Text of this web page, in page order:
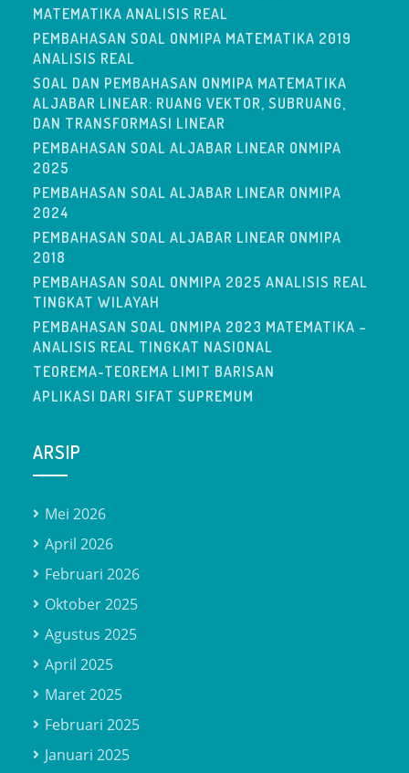
MATEMATIKA ANALISIS REAL
PEMBAHASAN SOAL ONMIPA MATEMATIKA 2019
ANALISIS REAL
SOAL DAN PEMBAHASAN ONMIPA MATEMATIKA
ALJABAR LINEAR: RUANG VEKTOR, SUBRUANG,
DAN TRANSFORMASI LINEAR
PEMBAHASAN SOAL ALJABAR LINEAR ONMIPA
2025
PEMBAHASAN SOAL ALJABAR LINEAR ONMIPA
2024
PEMBAHASAN SOAL ALJABAR LINEAR ONMIPA
2018
PEMBAHASAN SOAL ONMIPA 2025 ANALISIS REAL
TINGKAT WILAYAH
PEMBAHASAN SOAL ONMIPA 2023 MATEMATIKA –
ANALISIS REAL TINGKAT NASIONAL
TEOREMA-TEOREMA LIMIT BARISAN
APLIKASI DARI SIFAT SUPREMUM
ARSIP
Mei 2026
April 2026
Februari 2026
Oktober 2025
Agustus 2025
April 2025
Maret 2025
Februari 2025
Januari 2025